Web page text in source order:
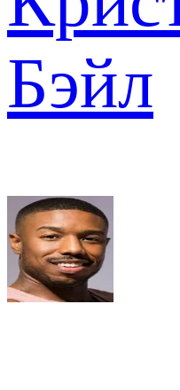
Бэйл